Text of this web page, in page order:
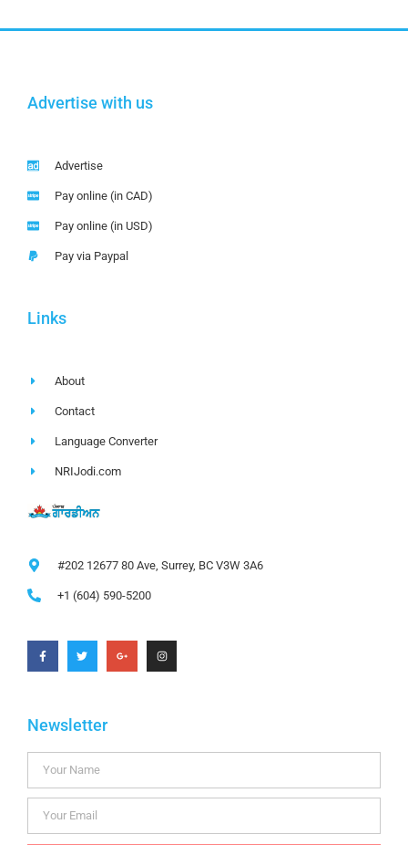
Advertise with us
Advertise
Pay online (in CAD)
Pay online (in USD)
Pay via Paypal
Links
About
Contact
Language Converter
NRIJodi.com
#202 12677 80 Ave, Surrey, BC V3W 3A6
+1 (604) 590-5200
Newsletter